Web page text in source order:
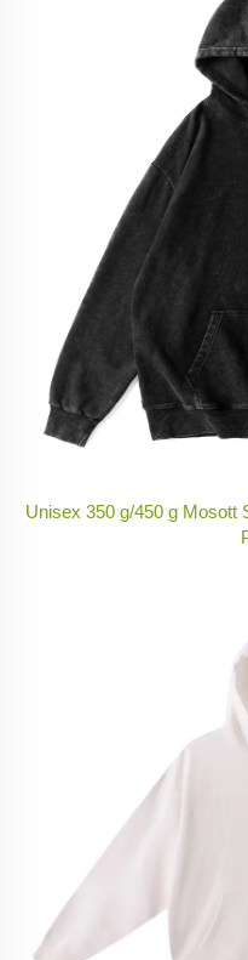
Unisex 350 g/450 g Mosott